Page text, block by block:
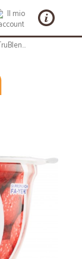
Fage TruBlend lampone 150 g